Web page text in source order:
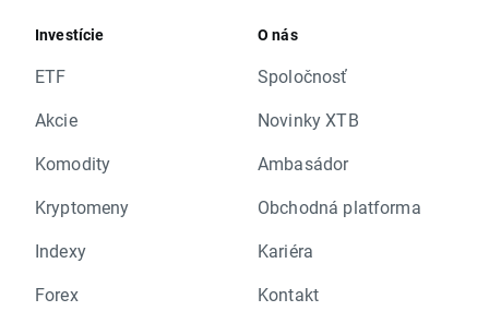
Investície
ETF
Akcie
Komodity
Kryptomeny
Indexy
Forex
O nás
Spoločnosť
Novinky XTB
Ambasádor
Obchodná platforma
Kariéra
Kontakt